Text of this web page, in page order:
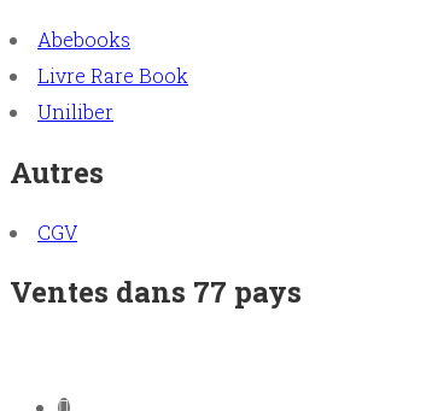
Abebooks
Livre Rare Book
Uniliber
Autres
CGV
Ventes dans 77 pays